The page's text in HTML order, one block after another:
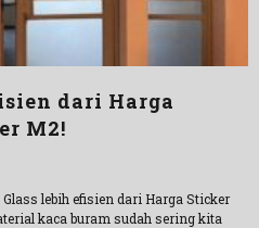
dari Harga
M2!
lebih efisien dari Harga Sticker
kaca buram sudah sering kita